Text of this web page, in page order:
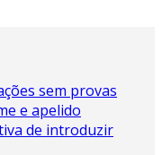
sem provas
e apelido
de introduzir